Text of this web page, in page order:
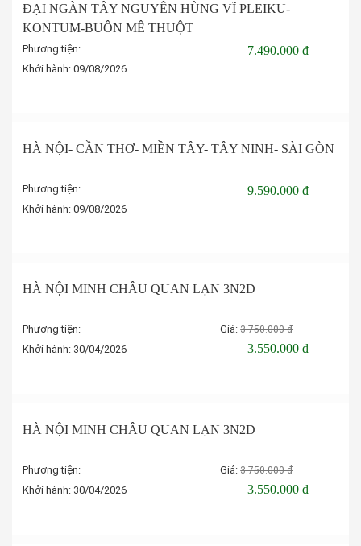
ĐẠI NGÀN TÂY NGUYÊN HÙNG VĨ PLEIKU-
KONTUM-BUÔN MÊ THUỘT
Phương tiện:
Khởi hành: 09/08/2026
7.490.000 đ
HÀ NỘI- CẦN THƠ- MIỀN TÂY- TÂY NINH- SÀI GÒN
Phương tiện:
Khởi hành: 09/08/2026
9.590.000 đ
HÀ NỘI MINH CHÂU QUAN LẠN 3N2D
Phương tiện:
Khởi hành: 30/04/2026
Giá:3.750.000 đ
3.550.000 đ
HÀ NỘI MINH CHÂU QUAN LẠN 3N2D
Phương tiện:
Khởi hành: 30/04/2026
Giá:3.750.000 đ
3.550.000 đ